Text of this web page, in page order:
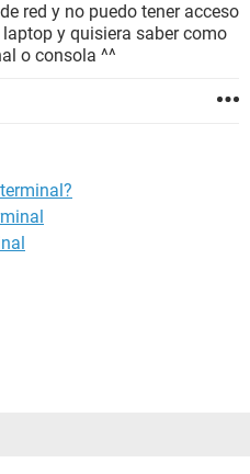
red y no puedo tener acceso
y quisiera saber como
o consola ^^